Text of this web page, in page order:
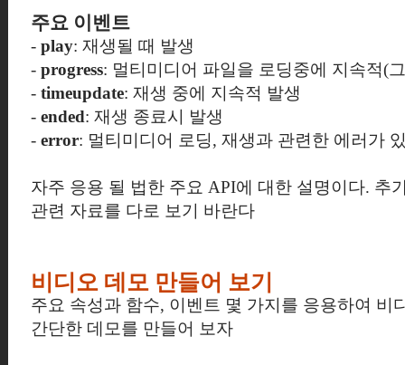
주요 이벤트
- play: 재생될 때 발생
- progress: 멀티미디어 파일을 로딩중에 지속적(
- timeupdate: 재생 중에 지속적 발생
- ended: 재생 종료시 발생
- error: 멀티미디어 로딩, 재생과 관련한 에러가
자주 응용 될 법한 주요 API에 대한 설명이다. 추
관련 자료를 다로 보기 바란다
비디오 데모 만들어 보기
주요 속성과 함수, 이벤트 몇 가지를 응용하여 비
간단한 데모를 만들어 보자